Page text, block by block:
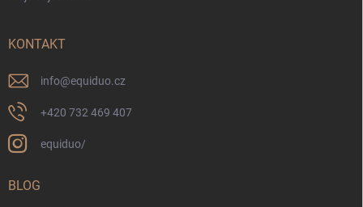
KONTAKT
info@equiduo.cz
+420 732 469 407
equiduo/
BLOG